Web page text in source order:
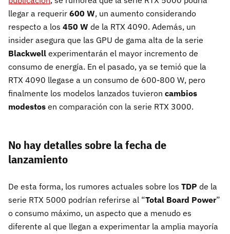
llegar a requerir 600 W, un aumento considerando
respecto a los 450 W de la RTX 4090. Además, un
insider asegura que las GPU de gama alta de la serie
Blackwell experimentarán el mayor incremento de
consumo de energía. En el pasado, ya se temió que la
RTX 4090 llegase a un consumo de 600-800 W, pero
finalmente los modelos lanzados tuvieron cambios
modestos en comparación con la serie RTX 3000.
No hay detalles sobre la fecha de
lanzamiento
De esta forma, los rumores actuales sobre los TDP de la
serie RTX 5000 podrían referirse al “Total Board Power”
o consumo máximo, un aspecto que a menudo es
diferente al que llegan a experimentar la amplia mayoría